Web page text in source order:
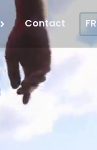
Contact FR